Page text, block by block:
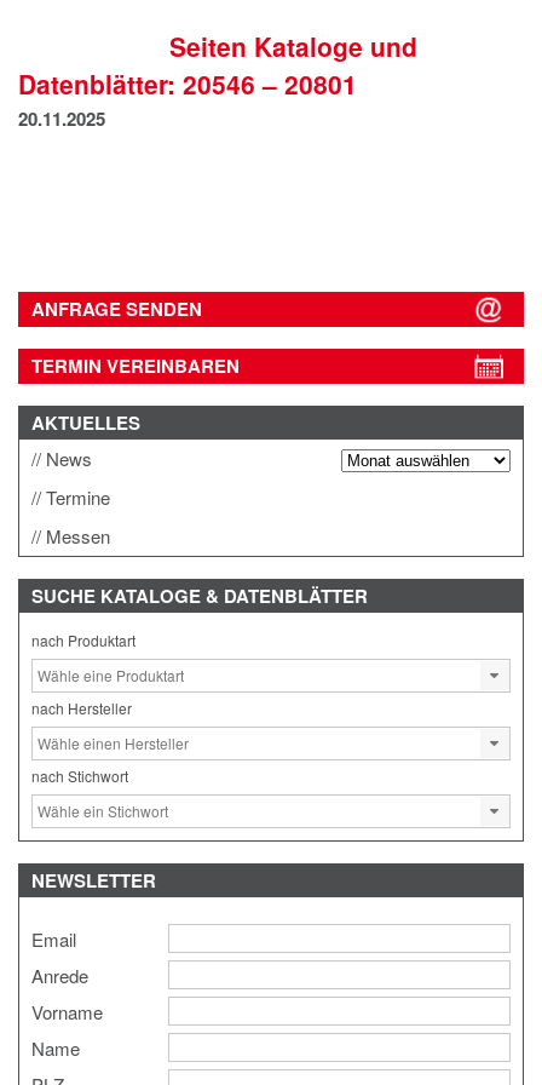
DATENSCHUTZSeiten Kataloge und
Datenblätter: 20546 – 20801
20.11.2025
ANFRAGE SENDEN
TERMIN VEREINBAREN
AKTUELLES
News
Termine
Messen
SUCHE KATALOGE & DATENBLÄTTER
nach Produktart
nach Hersteller
nach Stichwort
NEWSLETTER
Email
Anrede
Vorname
Name